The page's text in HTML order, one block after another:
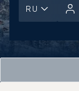
RU